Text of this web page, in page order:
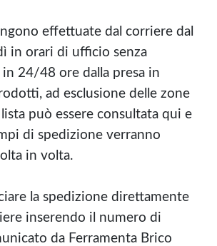
effettuate dal corriere dal
in orari di ufficio senza
24/48 ore dalla presa in
ad esclusione delle zone
può essere consultata qui e
di spedizione verranno
in volta.
la spedizione direttamente
inserendo il numero di
da Ferramenta Brico